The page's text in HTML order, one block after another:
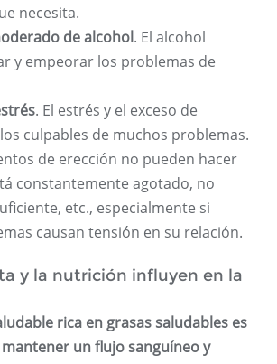
necesita.
de alcohol. El alcohol
y empeorar los problemas de
. El estrés y el exceso de
culpables de muchos problemas.
de erección no pueden hacer
constantemente agotado, no
etc., especialmente si
causan tensión en su relación.
y la nutrición influyen en la
rica en grasas saludables es
un flujo sanguíneo y